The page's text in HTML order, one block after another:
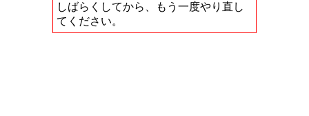
しばらくしてから、もう一度やり直し
てください。